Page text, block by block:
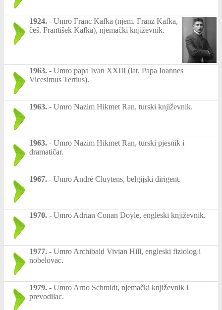
1924. - Umro Franc Kafka (njem. Franz Kafka,
češ. František Kafka), njemački književnik.
1963. - Umro papa Ivan XXIII (lat. Papa Ioannes
Vicesimus Tertius).
1963. - Umro Nazim Hikmet Ran, turski književnik.
1963. - Umro Nazim Hikmet Ran, turski pjesnik i
dramatičar.
1967. - Umro André Cluytens, belgijski dirigent.
1970. - Umro Adrian Conan Doyle, engleski književnik.
1977. - Umro Archibald Vivian Hill, engleski fiziolog i
nobelovac.
1979. - Umro Arno Schmidt, njemački književnik i
prevodilac.